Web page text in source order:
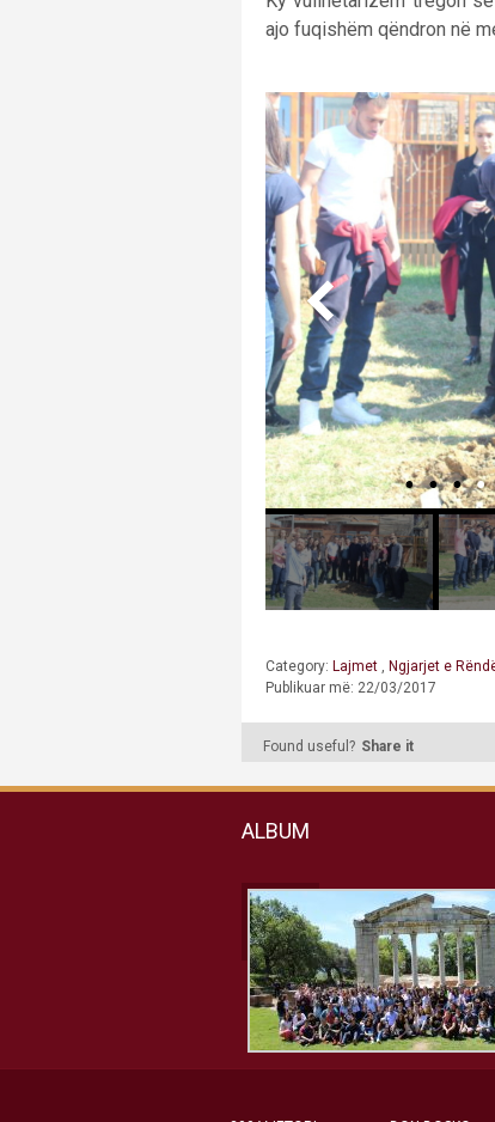
ajo fuqishëm qëndron në
Category: Lajmet , Ngjarjet e
Publikuar më: 22/03/2017
Found useful? Share it
ALBUM